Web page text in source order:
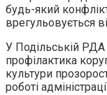
будь-який
врегульовується
У Подільській
профілактика
культури
роботі